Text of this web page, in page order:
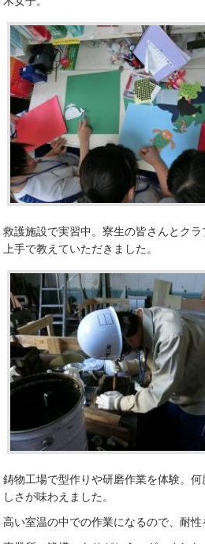
救護施設で実習中。寮生の皆さんとク
上手で教えていただきました。
鋳物工場で型作りや研磨作業を体験。
しさが味わえました。
高い室温の中での作業になるので、耐